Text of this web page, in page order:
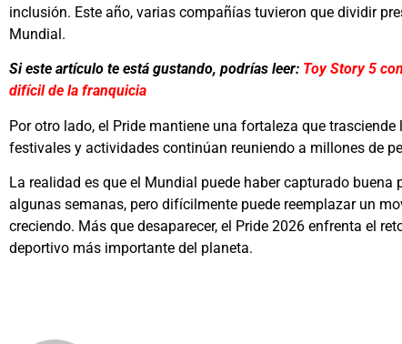
inclusión. Este año, varias compañías tuvieron que dividir
Mundial.
Si este artículo te está gustando, podrías leer: Toy Story 5
difícil de la franquicia
Por otro lado, el Pride mantiene una fortaleza que
festivales y actividades continúan reuniendo a millones de
La realidad es que el Mundial puede haber capturado
algunas semanas, pero difícilmente puede reemplazar un
creciendo. Más que desaparecer, el Pride 2026 enfrenta el
deportivo más importante del planeta.